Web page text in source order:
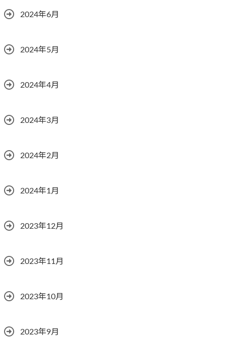
2024年6月
2024年5月
2024年4月
2024年3月
2024年2月
2024年1月
2023年12月
2023年11月
2023年10月
2023年9月